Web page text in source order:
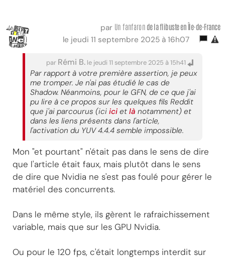
par Un fanfaron de la flibusteen Île-de-France
le jeudi 11 septembre 2025 à 16h07
par Rémi B. le jeudi 11 septembre 2025 à 15h41
Par rapport à votre première assertion, je peux
me tromper. Je n'ai pas étudié le cas de
Shadow. Néanmoins, pour le GFN, de ce que j'ai
pu lire à ce propos sur les quelques fils Reddit
que j'ai parcourus (ici ici et là notamment) et
dans les liens présents dans l'article,
l'activation du YUV 4.4.4 semble impossible.
Mon "et pourtant" n'était pas dans le sens de dire
que l'article était faux, mais plutôt dans le sens
de dire que Nvidia ne s'est pas foulé pour gérer le
matériel des concurrents.
Dans le même style, ils gèrent le rafraichissement
variable, mais que sur les GPU Nvidia.
Ou pour le 120 fps, c'était longtemps interdit sur